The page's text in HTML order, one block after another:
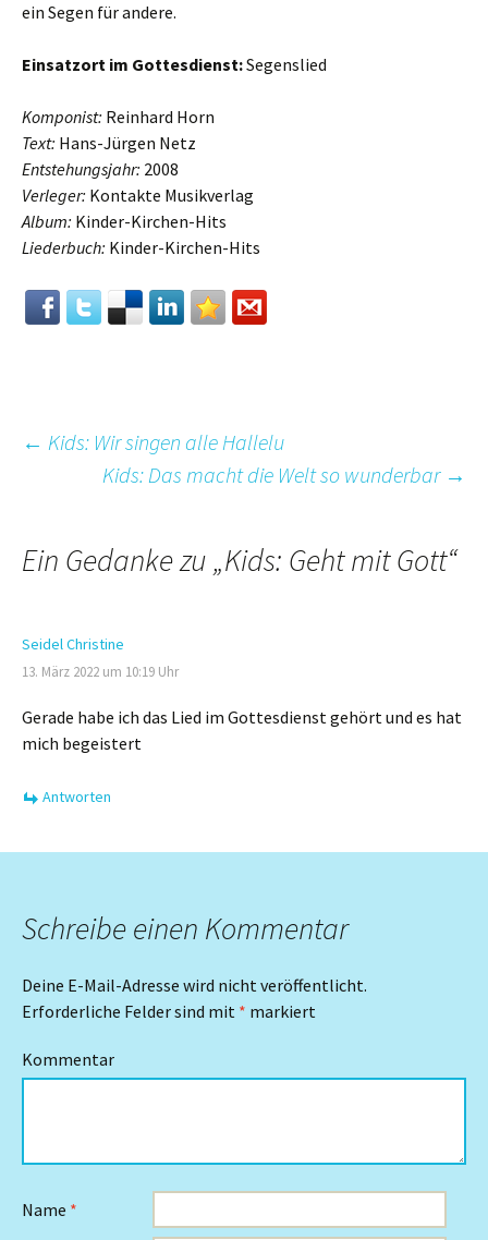
ein Segen für andere.
Einsatzort im Gottesdienst:Segenslied
Komponist: Reinhard Horn
Text: Hans-Jürgen Netz
Entstehungsjahr: 2008
Verleger: Kontakte Musikverlag
Album: Kinder-Kirchen-Hits
Liederbuch: Kinder-Kirchen-Hits
Beitrags-
← Kids: Wir singen alle Hallelu
Kids: Das macht die Welt so wunderbar →
Ein Gedanke zu „Kids: Geht mit Gott“
Seidel Christine
13. März 2022 um 10:19 Uhr
Gerade habe ich das Lied im Gottesdienst gehört und es hat
mich begeistert
Antworten
Schreibe einen Kommentar
Deine E-Mail-Adresse wird nicht veröffentlicht.
Erforderliche Felder sind mit * markiert
Kommentar
Name *